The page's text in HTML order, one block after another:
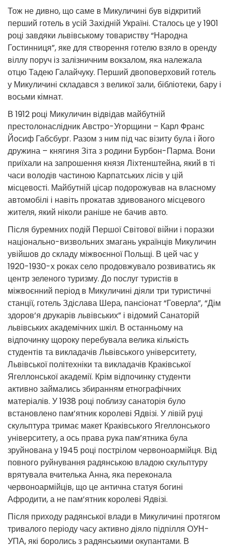
Тож не дивно, що саме в Микуличині був відкритий
перший готель в усій Західній Україні. Сталось це у 1901
році завдяки львівському товариству “Народна
Гостинниця”, яке для створення готелю взяло в оренду
віллу поруч із залізничним вокзалом, яка належала
отцю Тадею Галайчуку. Перший двоповерховий готель
у Микуличині складався з великої зали, бібліотеки, бару і
восьми кімнат.
В 1912 році Микуличин відвідав майбутній
престолонаслідник Австро-Угорщини – Карл Франс
Йосиф Габсбург. Разом з ним під час візиту була і його
дружина – княгиня Зіта з родини Бурбон-Парма. Вони
приїхали на запрошення князя Ліхтенштейна, який в ті
часи володів частиною Карпатських лісів у цій
місцевості. Майбутній цісар подорожував на власному
автомобілі і навіть прокатав здивованого місцевого
жителя, який ніколи раніше не бачив авто.
Після буремних подій Першої Світової війни і поразки
національно-визвольних змагань українців Микуличин
увійшов до складу міжвоєнної Польщі. В цей час у
1920-1930-х роках село продовжувало розвиватись як
центр зеленого туризму. До послуг туристів в
міжвоєнний період в Микуличині діяли три туристичні
станції, готель Здіслава Шера, пансіонат “Говерла”, “Дім
здоров’я друкарів львівських” і відомий Санаторій
львівських академічних шкіл. В останньому на
відпочинку щороку перебувала велика кількість
студентів та викладачів Львівського університету,
Львівської політехніки та викладачів Краківської
Ягеллонської академії. Крім відпочинку студенти
активно займались збиранням етнографічних
матеріалів. У 1938 році поблизу санаторія було
встановлено пам’ятник королеві Ядвізі. У лівій руці
скульптура тримає макет Краківського Ягеллонського
університету, а ось права рука пам’ятника була
зруйнована у 1945 році пострілом червоноармійця. Від
повного руйнування радянською владою скульптуру
врятувала вчителька Анна, яка переконала
червоноармійців, що це антична статуя богині
Афродити, а не пам’ятник королеві Ядвізі.
Після приходу радянської влади в Микуличині протягом
тривалого періоду часу активно діяло підпілля ОУН-
УПА, які боролись з радянськими окупантами. В